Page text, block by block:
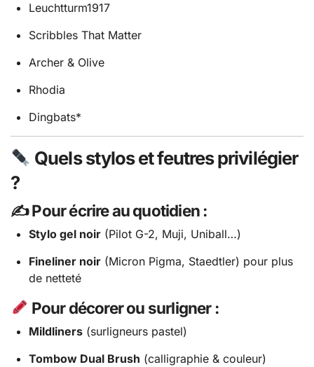
Leuchtturm1917
Scribbles That Matter
Archer & Olive
Rhodia
Dingbats*
Quels stylos et feutres privilégier
?
✍️ Pour écrire au quotidien :
Stylo gel noir(Pilot G-2, Muji, Uniball…)
Fineliner noir(Micron Pigma, Staedtler) pour plus
de netteté
Pour décorer ou surligner :
Mildliners(surligneurs pastel)
Tombow Dual Brush (calligraphie & couleur)